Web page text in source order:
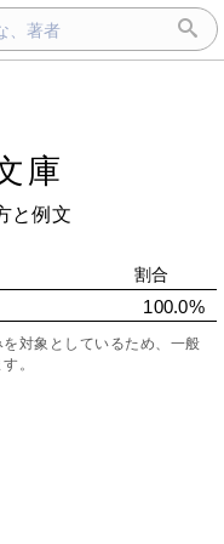
庫
と例文
割合
100.0%
対象としているため、一般
。